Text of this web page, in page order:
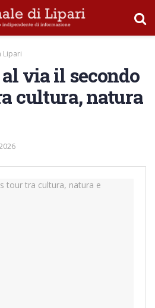
Lipari
via il secondo
cultura, natura